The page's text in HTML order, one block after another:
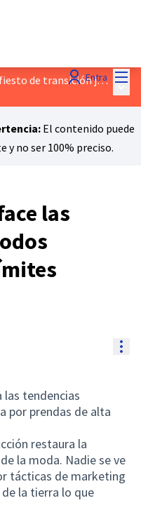
Entra
¡Habla sobre el borrador del manifiesto de transición justa!
El contenido puede
no ser 100% preciso.
las
las tendencias
por prendas de alta
restaura la
la moda. Nadie se ve
tácticas de marketing
la tierra lo que